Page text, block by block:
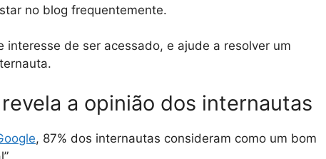
no blog frequentemente.
interesse de ser acessado, e ajude a resolver um
a opinião dos internautas
, 87% dos internautas consideram como um bom